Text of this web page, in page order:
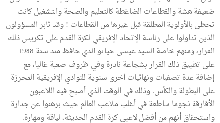
ضعيفة هشة والقطاعات الضاغطة كالتعليم والصحة والتشغيل كانت
تحظى بالأولوية المطلقة قبل غيرها من القطاعات ! وقد ثابر المسؤولون
الذين تداولوا على رئاسة الإتحاد الإفريقي لكرة القدم على تكريس ذلك
القرار، ومنهم خاصة السيد عيسى حياتو الذي حافظ منذ سنة 1988
على تطبيق ذلك القرار بشجاعة نادرة وفي ظروف صعبة غالبا، مع
إضافة عدة تصفيات ونهائيات أخرى سنوية للنوادي الإفريقية المحرزة
على البطولة والكأس. وذلك في الوقت الذي أصبح فيه اللاعبون
الأفارقة نجوما ساطعة في أغلب ملاعب العالم حيث برهنوا عن جدارة
واستحقاق أنهم من أفضل لاعبي كرة القدم الحديثة، لياقة ومهارة.